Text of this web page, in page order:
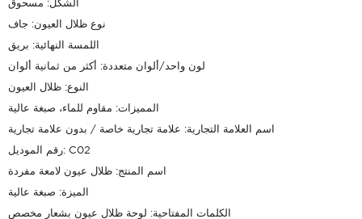
الشكل: مسحوق
نوع ظلال العيون: جاف
اللمسة النهائية: بريق
لون واحد/ألوان متعددة: أكثر من ثمانية ألوان
النوع: ظلال العيون
المميزات: مقاوم للماء، صبغة عالية
اسم العلامة التجارية: علامة تجارية خاصة / بدون علامة تجارية
رقم الموديل: C02
اسم المنتج: ظلال عيون لامعة مفردة
الميزة: صبغة عالية
الكلمات المفتاحية: لوحة ظلال عيون بشعار مخصص